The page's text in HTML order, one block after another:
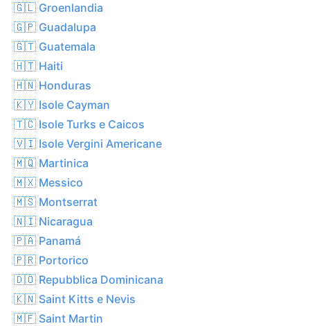
🇬🇱 Groenlandia
🇬🇵 Guadalupa
🇬🇹 Guatemala
🇭🇹 Haiti
🇭🇳 Honduras
🇰🇾 Isole Cayman
🇹🇨 Isole Turks e Caicos
🇻🇮 Isole Vergini Americane
🇲🇶 Martinica
🇲🇽 Messico
🇲🇸 Montserrat
🇳🇮 Nicaragua
🇵🇦 Panamá
🇵🇷 Portorico
🇩🇴 Repubblica Dominicana
🇰🇳 Saint Kitts e Nevis
🇲🇫 Saint Martin